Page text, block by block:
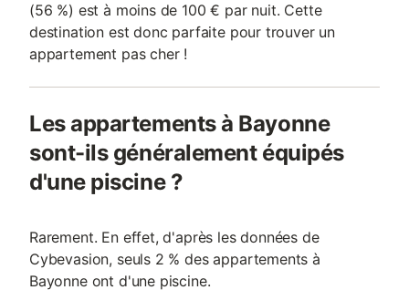
(56 %) est à moins de 100 € par nuit. Cette
destination est donc parfaite pour trouver un
appartement pas cher !
Les appartements à Bayonne
sont-ils généralement équipés
d'une piscine ?
Rarement. En effet, d'après les données de
Cybevasion, seuls 2 % des appartements à
Bayonne ont d'une piscine.